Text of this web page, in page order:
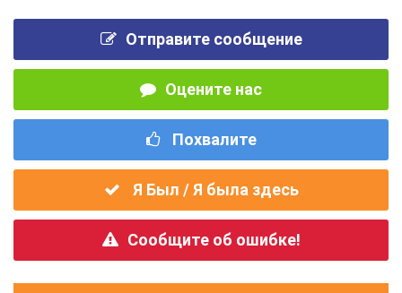
Отправите сообщение
Оцените нас
Похвалите
Я Был / Я была здесь
Сообщите об ошибке!